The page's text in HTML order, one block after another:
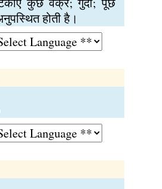
होती है।